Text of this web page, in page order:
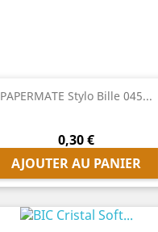
PAPERMATE Stylo Bille 045...
Prix
0,30 €
AJOUTER AU PANIER
 Aperçu rapide